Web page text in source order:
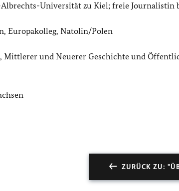
Universität zu Kiel; freie Journalistin
Europakolleg, Natolin/Polen
Mittlerer und Neuerer Geschichte und
ZURÜCK ZU: